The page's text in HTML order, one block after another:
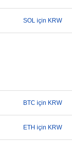
SOL için KRW
BTC için KRW
ETH için KRW